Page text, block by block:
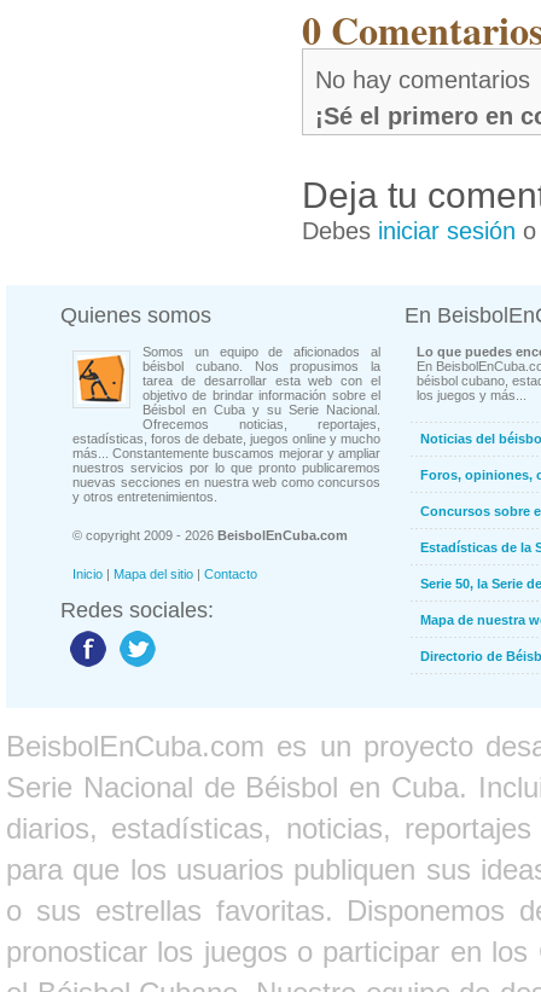
0
No hay comentarios
¡Sé el primero en
Deja tu
Debes iniciar sesión
Quienes somos
Somos un equipo de aficionados al
béisbol cubano. Nos propusimos la
tarea de desarrollar esta web con el
objetivo de brindar información sobre el
Béisbol en Cuba y su Serie Nacional.
Ofrecemos noticias, reportajes,
estadísticas, foros de debate, juegos online y mucho
más... Constantemente buscamos mejorar y ampliar
nuestros servicios por lo que pronto publicaremos
nuevas secciones en nuestra web como concursos
y otros entretenimientos.
© copyright 2009 - 2026 BeisbolEnCuba.com
Inicio | Mapa del sitio | Contacto
Redes sociales:
En
Lo que puedes
En
béisbol cubano,
los juegos y más...
Noticias del
Foros, opiniones,
Concursos sobre
Estadísticas de la
Serie 50, la Serie
Mapa de nuestra
Directorio de
BeisbolEnCuba.com es un proyecto
Serie Nacional de Béisbol en Cuba.
diarios, estadísticas, noticias,
para que los usuarios publiquen sus
o sus estrellas favoritas. Disponemos
pronosticar los juegos o participar en